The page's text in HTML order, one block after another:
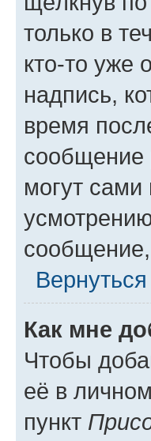
только в
кто-то уже
надпись,
время
сообщение
могут
сообщение,
Как мне
Чтобы
её в
пункт